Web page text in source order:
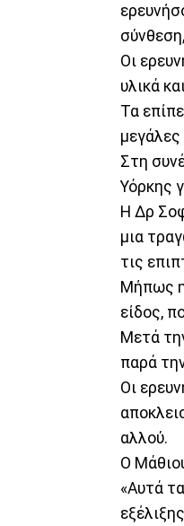
Οι
υλικά
Τα
Στη
Υόρκης
Η Δρ
μια
τις
Μήπως η
είδος,
Μετά
παρά
Οι
αλλού.
Ο
«Αυτά